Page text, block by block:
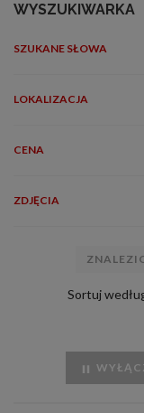
WYSZUKIWARKA
SZUKANE SŁOWA
LOKALIZACJA
CENA
ZDJĘCIA
Sortuj